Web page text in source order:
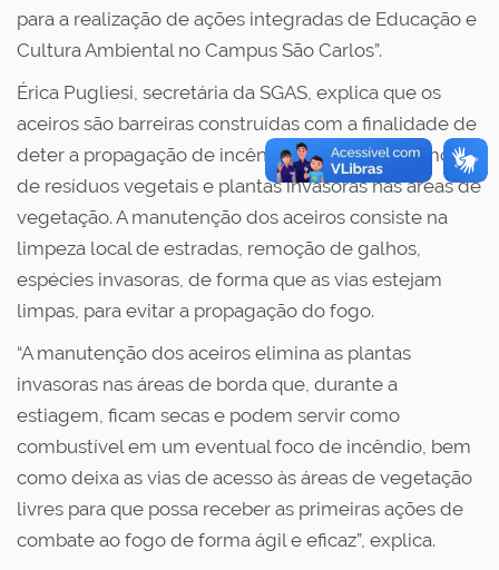
para a realização de ações integradas de Educação e
Cultura Ambiental no Campus São Carlos”.
Érica Pugliesi, secretária da SGAS, explica que os
aceiros são barreiras construídas com a finalidade de
deter a propagação de incêndios, a partir da remoção
de resíduos vegetais e plantas invasoras nas áreas de
vegetação. A manutenção dos aceiros consiste na
limpeza local de estradas, remoção de galhos,
espécies invasoras, de forma que as vias estejam
limpas, para evitar a propagação do fogo.
“A manutenção dos aceiros elimina as plantas
invasoras nas áreas de borda que, durante a
estiagem, ficam secas e podem servir como
combustível em um eventual foco de incêndio, bem
como deixa as vias de acesso às áreas de vegetação
livres para que possa receber as primeiras ações de
combate ao fogo de forma ágil e eficaz”, explica.